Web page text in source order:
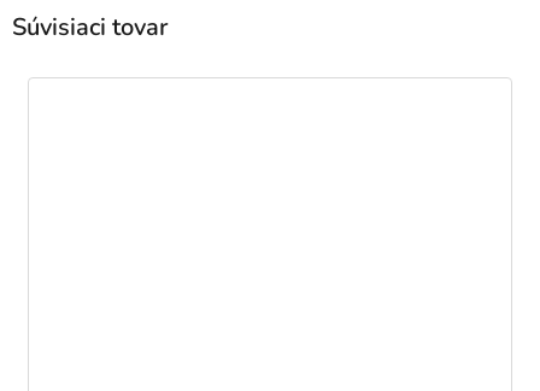
Súvisiaci tovar